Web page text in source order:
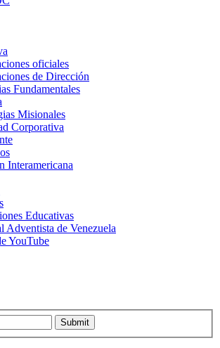
oficiales
de Dirección
Fundamentales
Misionales
Corporativa
Interamericana
Educativas
Adventista de Venezuela
YouTube
Submit